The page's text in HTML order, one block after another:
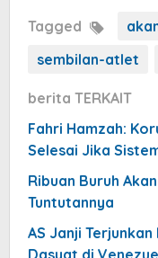
Tagged
sembilan-atlet
berita TERKAIT
Fahri Hamzah:
Selesai Jika
Ribuan Buruh
Tuntutannya
AS Janji
Dasyat di